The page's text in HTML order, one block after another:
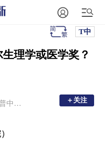
T中
理学或医学奖？
科学新媒体“返朴”，科普中国子品牌，倡导“溯源守拙，问学求新”。 ＋关注
＋关注